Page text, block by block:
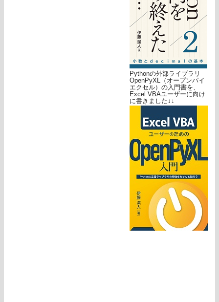
Pythonの外部ライブラリ
OpenPyXL（オープンパイ
エクセル）の入門書を、
Excel VBAユーザーに向け
に書きました↓↓